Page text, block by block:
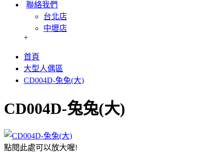
聯絡我們
台北店
中壢店
+
首頁
大型人偶區
CD004D-兔兔(大)
CD004D-兔兔(大)
點閱此處可以放大喔!